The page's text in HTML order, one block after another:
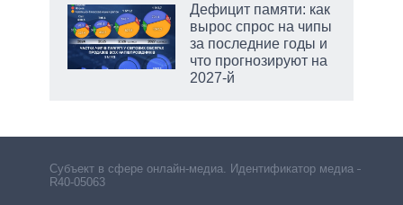
Дефицит памяти: как
вырос спрос на чипы
за последние годы и
что прогнозируют на
2027-й
Субъект в сфере онлайн-медиа. Идентификатор медиа –
R40-05063